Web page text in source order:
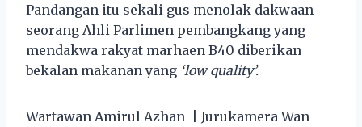
Pandangan itu sekali gus menolak dakwaan
seorang Ahli Parlimen pembangkang yang
mendakwa rakyat marhaen B40 diberikan
bekalan makanan yang ‘low quality’.
Wartawan Amirul Azhan | Jurukamera Wan